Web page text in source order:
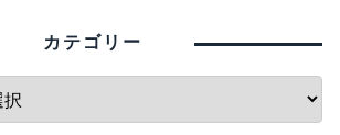
カテゴリー